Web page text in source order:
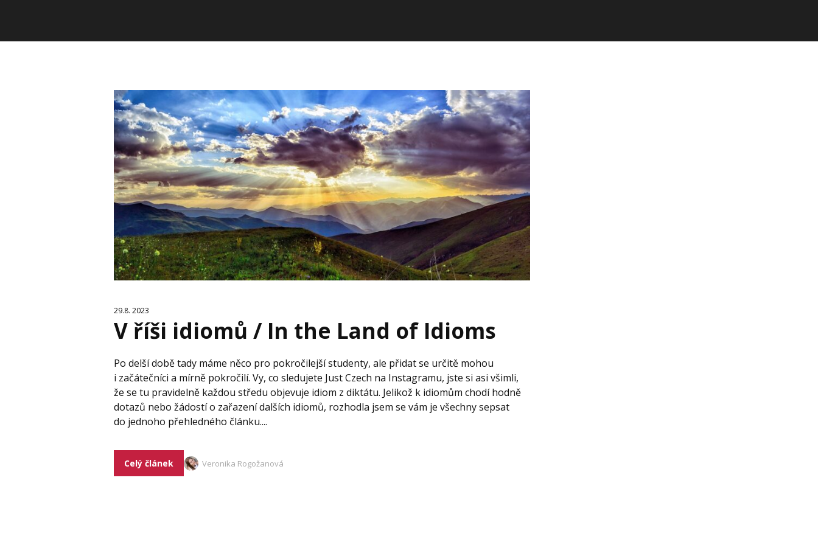
29.8. 2023
V říši idiomů / In the Land of Idioms
Po delší době tady máme něco pro pokročilejší studenty, ale přidat se určitě mohou
i začátečníci a mírně pokročilí. Vy, co sledujete Just Czech na Instagramu, jste si asi všimli,
že se tu pravidelně každou středu objevuje idiom z diktátu. Jelikož k idiomům chodí hodně
dotazů nebo žádostí o zařazení dalších idiomů, rozhodla jsem se vám je všechny sepsat
do jednoho přehledného článku....
Celý článek Veronika Rogožanová